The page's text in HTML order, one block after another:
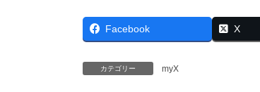
Facebook X
カテゴリー myX